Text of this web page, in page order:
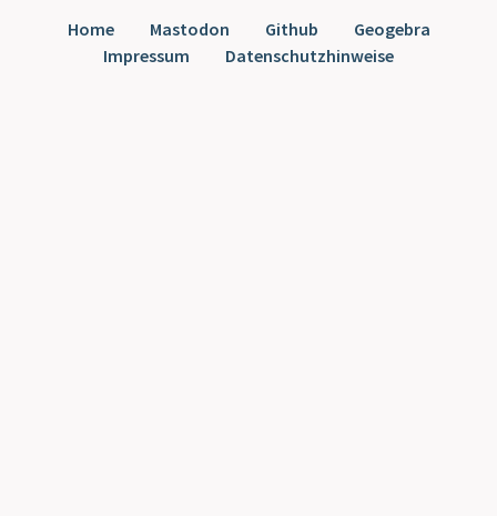
Home
Mastodon Github
Geogebra
Impressum
Datenschutzhinweise